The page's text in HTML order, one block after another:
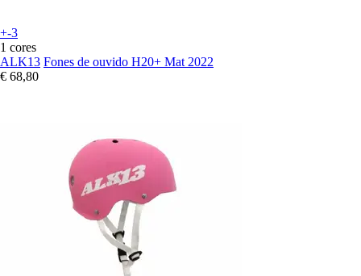
+-3
1 cores
ALK13 Fones de ouvido H20+ Mat 2022
€ 68,80